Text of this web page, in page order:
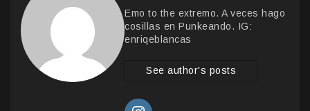
Emo to the extremo. A veces hago
cosillas en Punkeando. IG:
enriqeblancas
See author's posts